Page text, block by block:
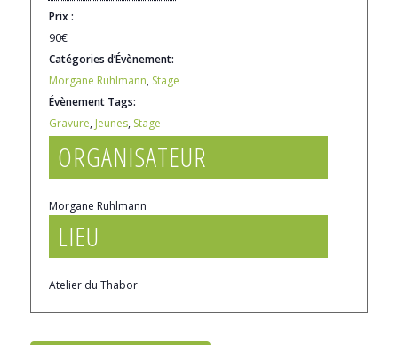
Prix :
90€
Catégories d’Évènement:
Morgane Ruhlmann, Stage
Évènement Tags:
Gravure, Jeunes, Stage
LIEU
Atelier du Thabor
ORGANISATEUR
Morgane Ruhlmann